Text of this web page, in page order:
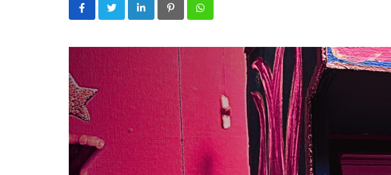
LinkedIn PinterestWhatsapp